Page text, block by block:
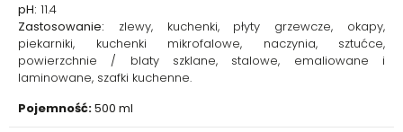
pH: 11.4
Zastosowanie: zlewy, kuchenki, płyty grzewcze, okapy,
piekarniki, kuchenki mikrofalowe, naczynia, sztućce,
powierzchnie / blaty szklane, stalowe, emaliowane i
laminowane, szafki kuchenne.
Pojemność:500 ml